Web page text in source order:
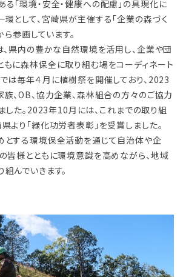
「環境・安全・健康への配慮」の具現化に
として、宮崎県が主催する「企業の森づく
参画しています。
、県内の豊かな自然環境を活用し、企業や団
に森林保全に取り組む場をコーディネート
は毎年４月に植樹祭を開催しており、2023
、OB、協力企業、森林組合の方々のご協力
した。2023年10月には、これまでの取り組
より「緑化功労者表彰」を受賞しました。
とする環境保全活動を通じて自治体や企
皆様とともに環境意識を高めながら、地域
んでいきます。